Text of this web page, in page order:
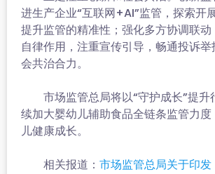
进生产企业“互联网+AI”监管，探索开
提升监管的精准性；强化多方协调联
自律作用，注重宣传引导，畅通投诉
会共治合力。
市场监管总局将以“守护成长”提升
续加大婴幼儿辅助食品全链条监管力
儿健康成长。
相关报道： 市场监管总局关于印